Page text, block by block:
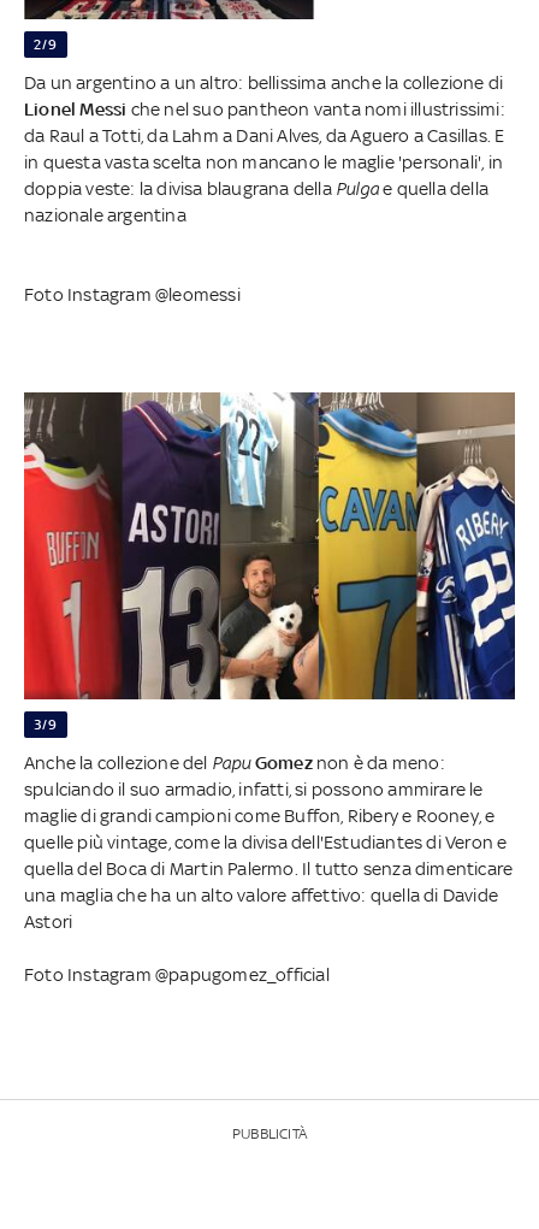
2/9
Da un argentino a un altro: bellissima anche la collezione di
Lionel Messi che nel suo pantheon vanta nomi illustrissimi:
da Raul a Totti, da Lahm a Dani Alves, da Aguero a Casillas. E
in questa vasta scelta non mancano le maglie 'personali', in
doppia veste: la divisa blaugrana della Pulgae quella della
nazionale argentina
Foto Instagram @leomessi
3/9
Anche la collezione del PapuGomez non è da meno:
spulciando il suo armadio, infatti, si possono ammirare le
maglie di grandi campioni come Buffon, Ribery e Rooney, e
quelle più vintage, come la divisa dell'Estudiantes di Veron e
quella del Boca di Martin Palermo. Il tutto senza dimenticare
una maglia che ha un alto valore affettivo: quella di Davide
Astori
Foto Instagram @papugomez_official
PUBBLICITÀ